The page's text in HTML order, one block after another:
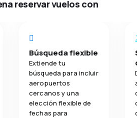
4.0
1.0
3.0
4.0
2.0
Red de
Precio del
Comodidad
Transporte
reservar vuelos con
Búsqueda flexible
Extiende tu
búsqueda para incluir
aeropuertos
cercanos y una
elección flexible de
fechas para